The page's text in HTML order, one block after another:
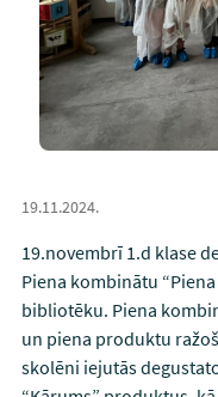
19.11.2024.
19.novembrī 1.d klase
Piena kombinātu
bibliotēku. Piena
un piena produktu
skolēni iejutās